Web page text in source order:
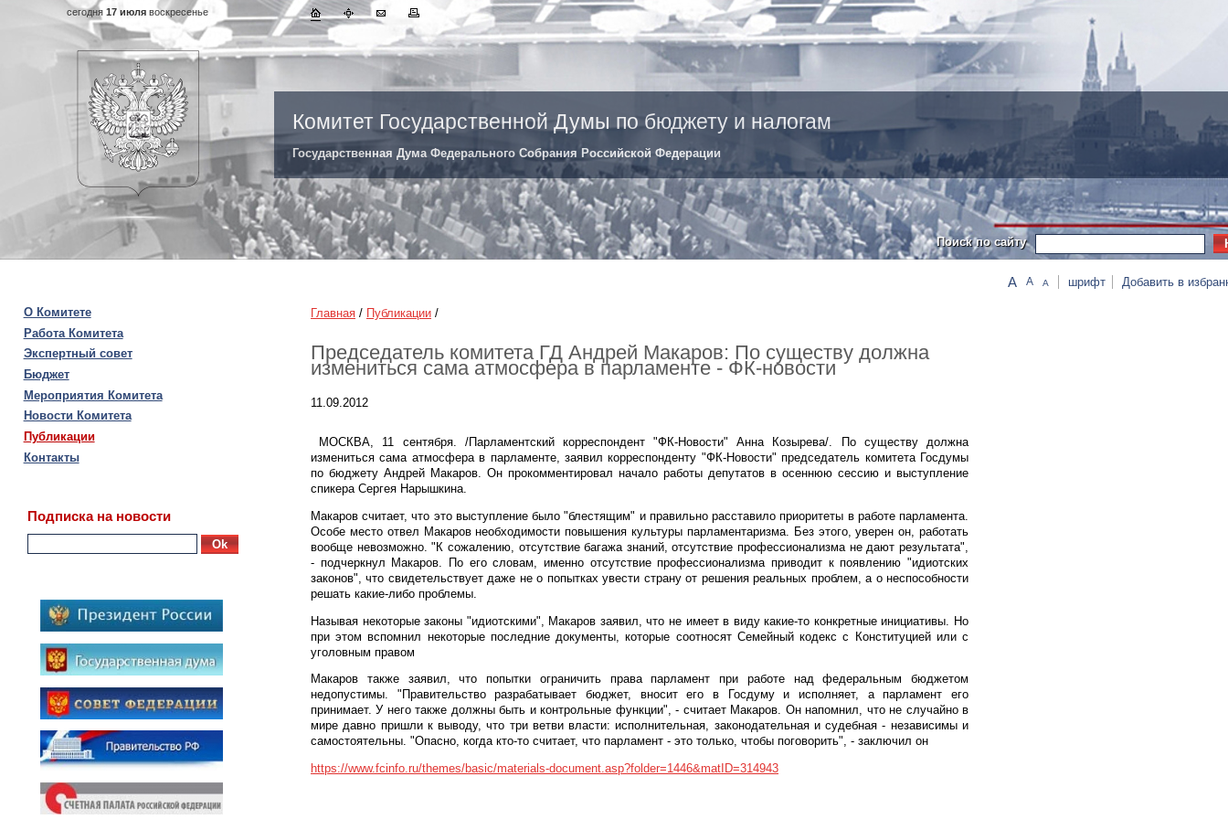
Добавить в
A A A шрифт
сегодня 17 июлявоскресенье
Комитет Государственной Думы по бюджету и налогам
Государственная Дума Федерального Собрания Российской Федерации
Поиск по сайту
О Комитете
Работа Комитета
Экспертный совет
Бюджет
Мероприятия Комитета
Новости Комитета
Публикации
Контакты
Подписка на новости
Ok
Главная / Публикации /
Председатель комитета ГД Андрей Макаров: По существу должна
измениться сама атмосфера в парламенте - ФК-новости
11.09.2012
МОСКВА, 11 сентября. /Парламентский корреспондент "ФК-Новости" Анна Козырева/. По существу должна
измениться сама атмосфера в парламенте, заявил корреспонденту "ФК-Новости" председатель комитета Госдумы
по бюджету Андрей Макаров. Он прокомментировал начало работы депутатов в осеннюю сессию и выступление
спикера Сергея Нарышкина.
Макаров считает, что это выступление было "блестящим" и правильно расставило приоритеты в работе парламента.
Особе место отвел Макаров необходимости повышения культуры парламентаризма. Без этого, уверен он, работать
вообще невозможно. "К сожалению, отсутствие багажа знаний, отсутствие профессионализма не дают результата",
- подчеркнул Макаров. По его словам, именно отсутствие профессионализма приводит к появлению "идиотских
законов", что свидетельствует даже не о попытках увести страну от решения реальных проблем, а о неспособности
решать какие-либо проблемы.
Называя некоторые законы "идиотскими", Макаров заявил, что не имеет в виду какие-то конкретные инициативы. Но
при этом вспомнил некоторые последние документы, которые соотносят Семейный кодекс с Конституцией или с
уголовным правом
Макаров также заявил, что попытки ограничить права парламент при работе над федеральным бюджетом
недопустимы. "Правительство разрабатывает бюджет, вносит его в Госдуму и исполняет, а парламент его
принимает. У него также должны быть и контрольные функции", - считает Макаров. Он напомнил, что не случайно в
мире давно пришли к выводу, что три ветви власти: исполнительная, законодательная и судебная - независимы и
самостоятельны. "Опасно, когда кто-то считает, что парламент - это только, чтобы поговорить", - заключил он
https://www.fcinfo.ru/themes/basic/materials-document.asp?folder=1446&matID=314943